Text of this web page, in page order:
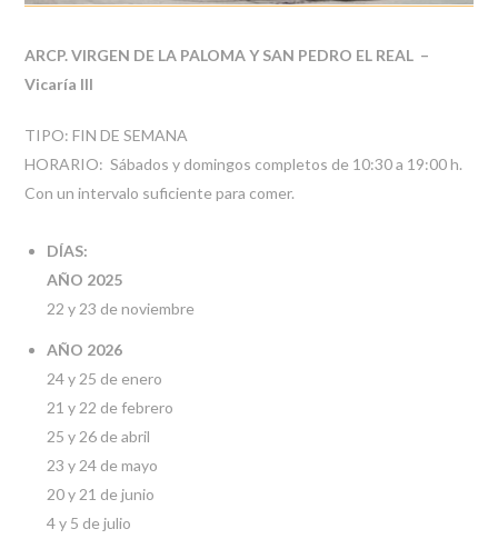
ARCP. VIRGEN DE LA PALOMA Y SAN PEDRO EL REAL –
Vicaría III
TIPO: FIN DE SEMANA
HORARIO: Sábados y domingos completos de 10:30 a 19:00 h.
Con un intervalo suficiente para comer.
DÍAS:
AÑO 2025
22 y 23 de noviembre
AÑO 2026
24 y 25 de enero
21 y 22 de febrero
25 y 26 de abril
23 y 24 de mayo
20 y 21 de junio
4 y 5 de julio